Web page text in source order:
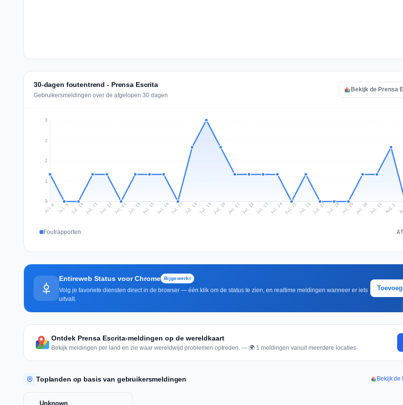
30-dagen foutentrend - Prensa Escrita
Gebruikersmeldingen over de afgelopen 30 dagen
Bekijk de Prensa
0
1
2
2
3
Jul 8 Jul 9 Jul 10 Jul 11Jul 12 Jul 13 Jul 14 Jul 15 Jul 16Jul 17 Jul 18Jul 19 Jul 20 Jul 21 Jul 22 Jul 23 Jul 24Jul 25 Jul 26Jul 27 Jul 28 Jul 29 Jul 30 Jul 31 Aug 1
Foutrapporten
Entireweb Status voor Chrome Bijgewerkt
Volg je favoriete diensten direct in de browser — één klik om de status te zien, en realtime meldingen wanneer er iets
uitvalt.
Ontdek Prensa Escrita-meldingen op de wereldkaart
Bekijk meldingen per land en zie waar wereldwijd problemen optreden. — 🌍 1 meldingen vanuit meerdere locaties
Toplanden op basis van gebruikersmeldingen Bekijk de
Unknown